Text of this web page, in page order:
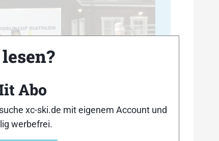
Abo
xc-ski.de mit eigenem Account und
werbefrei.